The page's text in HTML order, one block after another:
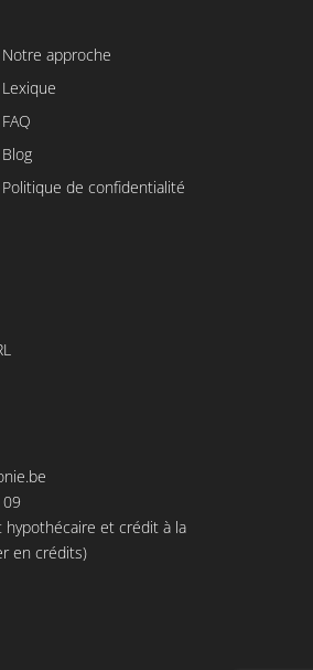
Notre approche
Lexique
FAQ
Blog
Politique de confidentialité
et crédit à la
en crédits)